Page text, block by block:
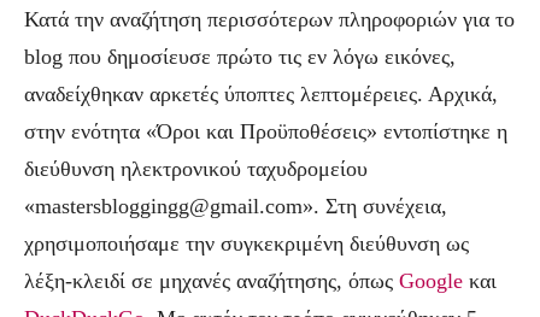
Κατά την αναζήτηση περισσότερων πληροφοριών για το
blog που δημοσίευσε πρώτο τις εν λόγω εικόνες,
αναδείχθηκαν αρκετές ύποπτες λεπτομέρειες. Αρχικά,
στην ενότητα «Όροι και Προϋποθέσεις» εντοπίστηκε η
διεύθυνση ηλεκτρονικού ταχυδρομείου
«mastersbloggingg@gmail.com». Στη συνέχεια,
χρησιμοποιήσαμε την συγκεκριμένη διεύθυνση ως
λέξη-κλειδί σε μηχανές αναζήτησης, όπως Google και